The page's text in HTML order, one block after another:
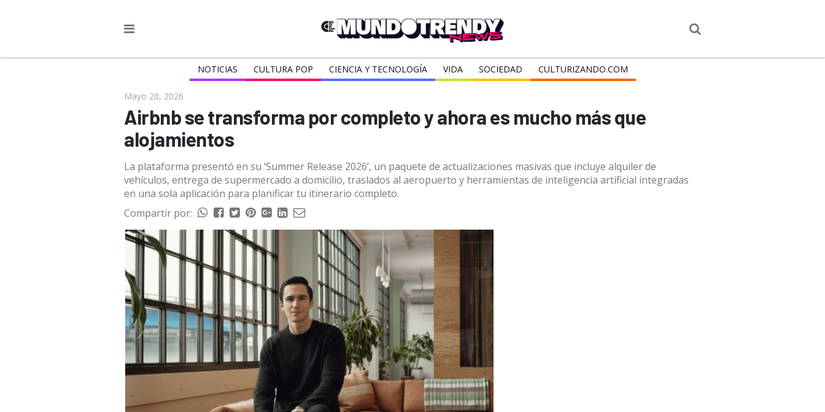
NOTICIAS CULTURA POP CIENCIA Y TECNOLOGÍA VIDA SOCIEDAD CULTURIZANDO.COM
Mayo 20, 2026
Airbnb se transforma por completo y ahora es mucho más que
alojamientos
La plataforma presentó en su ‘Summer Release 2026’, un paquete de actualizaciones masivas que incluye alquiler de
vehículos, entrega de supermercado a domicilio, traslados al aeropuerto y herramientas de inteligencia artificial integradas
en una sola aplicación para planificar tu itinerario completo.
Compartir por: